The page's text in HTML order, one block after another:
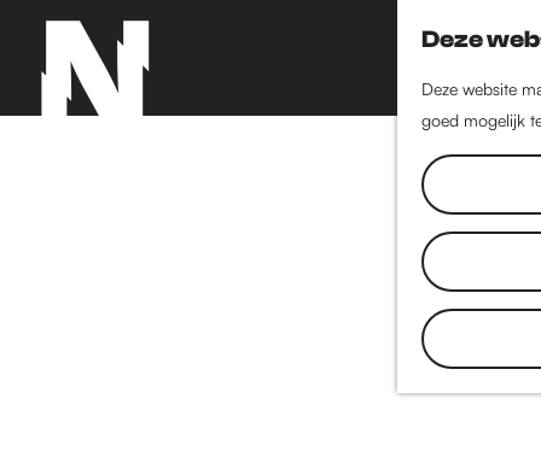
Deze
Deze website
goed mogelijk